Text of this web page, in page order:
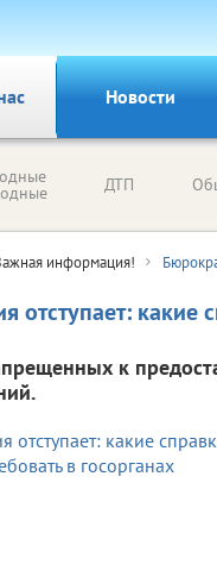
Новости
ДТП
информация!
отступает: какие
к